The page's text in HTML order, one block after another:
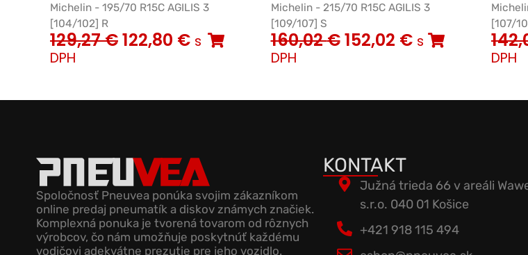
Michelin - 195/70 R15C AGILIS 3
[104/102] R
129,27€122,80 € s
DPH
Michelin - 215/70 R15C AGILIS 3
[109/107] S
160,02€152,02 € s
DPH
[107/
DPH
Spoločnosť Pneuvea ponúka svojim zákazníkom
online predaj pneumatík a diskov známych značiek.
Komplexná ponuka je tvorená tovarom od rôznych
výrobcov, čo nám umožňuje poskytnúť každému
vodičovi adekvátne prezutie pre jeho vozidlo.
KONTAKT
Južná trieda 66 v areáli
s.r.o. 040 01 Košice
+421 918 115 494